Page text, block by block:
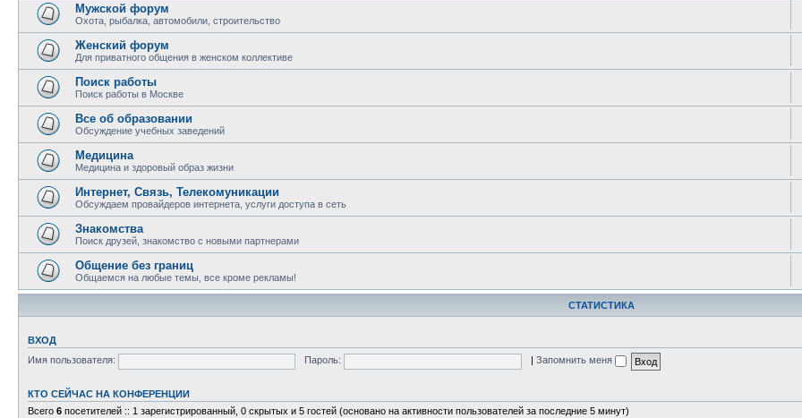
Мужской форум
Охота, рыбалка, автомобили, строительство
Женский форум
Для приватного общения в женском коллективе
Поиск работы
Поиск работы в Москве
Все об образовании
Обсуждение учебных заведений
Медицина
Медицина и здоровый образ жизни
Интернет, Связь, Телекомуникации
Обсуждаем провайдеров интернета, услуги доступа в сеть
Знакомства
Поиск друзей, знакомство с новыми партнерами
Общение без границ
Общаемся на любые темы, все кроме рекламы!
СТАТИСТИКА
ВХОД
Имя пользователя:
Пароль: Запомнить меня
КТО СЕЙЧАС НА КОНФЕРЕНЦИИ
Всего 6 посетителей :: 1 зарегистрированный, 0 скрытых и 5 гостей (основано на активности пользователей за последние 5 минут)